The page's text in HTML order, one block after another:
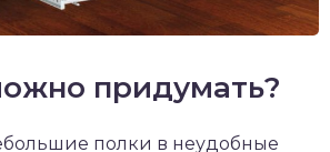
придумать?
полки в неудобные